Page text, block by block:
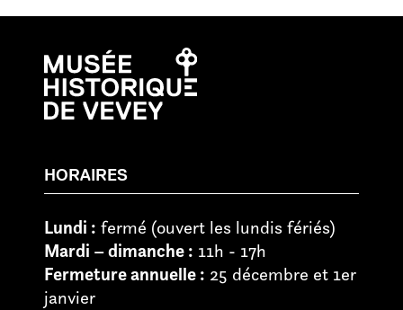
HORAIRES
Lundi : fermé (ouvert les lundis fériés)
Mardi – dimanche : 11h - 17h
Fermeture annuelle : 25 décembre et 1er
janvier